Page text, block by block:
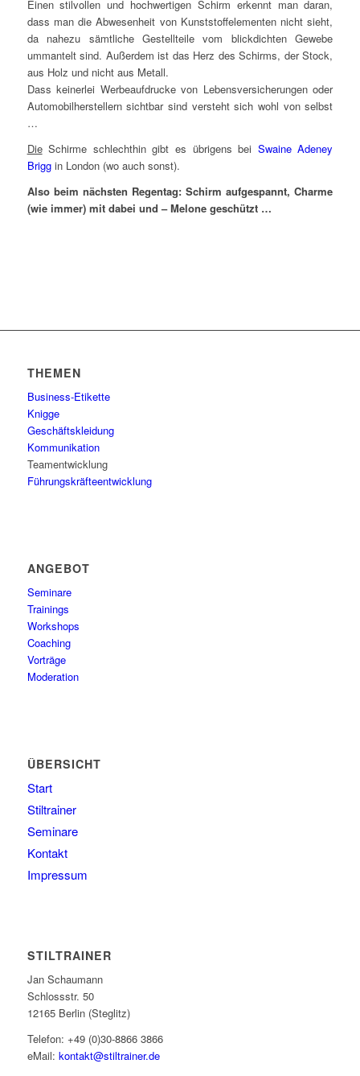
Einen stilvollen und hochwertigen Schirm erkennt man daran,
dass man die Abwesenheit von Kunststoffelementen nicht sieht,
da nahezu sämtliche Gestellteile vom blickdichten Gewebe
ummantelt sind. Außerdem ist das Herz des Schirms, der Stock,
aus Holz und nicht aus Metall.
Dass keinerlei Werbeaufdrucke von Lebensversicherungen oder
Automobilherstellern sichtbar sind versteht sich wohl von selbst
…
DieSchirme schlechthin gibt es übrigens bei Swaine Adeney
Briggin London (wo auch sonst).
Also beim nächsten Regentag: Schirm aufgespannt, Charme
(wie immer) mit dabei und – Melone geschützt …
THEMEN
Business-Etikette
Knigge
Geschäftskleidung
Kommunikation
Teamentwicklung
Führungskräfteentwicklung
ANGEBOT
Seminare
Trainings
Workshops
Coaching
Vorträge
Moderation
ÜBERSICHT
Start
Stiltrainer
Seminare
Kontakt
Impressum
STILTRAINER
Jan Schaumann
Schlossstr. 50
12165 Berlin (Steglitz)
Telefon: +49 (0)30-8866 3866
eMail: kontakt@stiltrainer.de